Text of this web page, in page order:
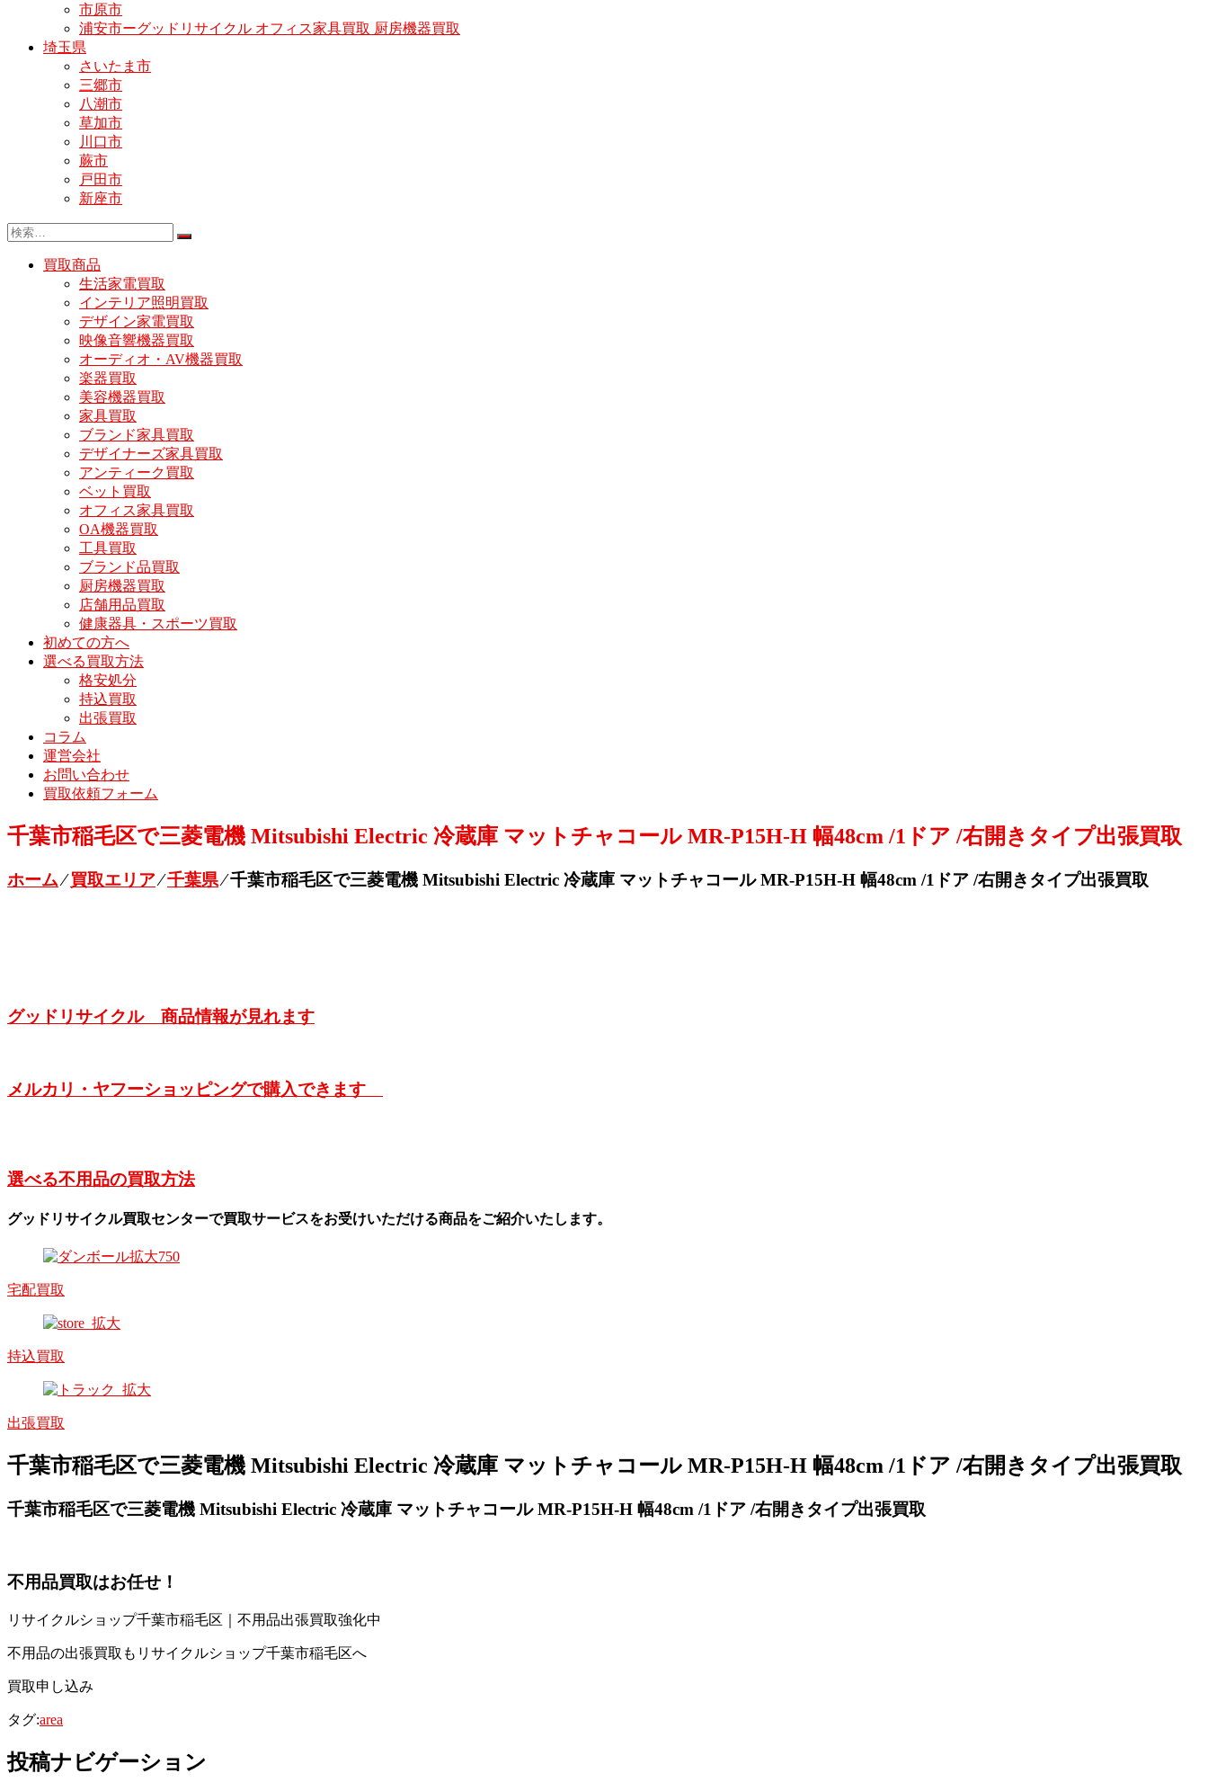
市原市
浦安市ーグッドリサイクル オフィス家具買取 厨房機器買取
埼玉県
さいたま市
三郷市
八潮市
草加市
川口市
蕨市
戸田市
新座市
買取商品
生活家電買取
インテリア照明買取
デザイン家電買取
映像音響機器買取
オーディオ・AV機器買取
楽器買取
美容機器買取
家具買取
ブランド家具買取
デザイナーズ家具買取
アンティーク買取
ベット買取
オフィス家具買取
OA機器買取
工具買取
ブランド品買取
厨房機器買取
店舗用品買取
健康器具・スポーツ買取
初めての方へ
選べる買取方法
格安処分
持込買取
出張買取
コラム
運営会社
お問い合わせ
買取依頼フォーム
千葉市稲毛区で三菱電機 Mitsubishi Electric 冷蔵庫 マットチャコール MR-P15H-H 幅48cm /1ドア /右開きタイプ出張買取
ホーム⁄買取エリア⁄千葉県⁄千葉市稲毛区で三菱電機 Mitsubishi Electric 冷蔵庫 マットチャコール MR-P15H-H 幅48cm /1ドア /右開きタイプ出張買取
グッドリサイクル 商品情報が見れます
メルカリ・ヤフーショッピングで購入できます
選べる不用品の買取方法
グッドリサイクル買取センターで買取サービスをお受けいただける商品をご紹介いたします。
宅配買取
持込買取
出張買取
千葉市稲毛区で三菱電機 Mitsubishi Electric 冷蔵庫 マットチャコール MR-P15H-H 幅48cm /1ドア /右開きタイプ出張買取
千葉市稲毛区で三菱電機 Mitsubishi Electric 冷蔵庫 マットチャコール MR-P15H-H 幅48cm /1ドア /右開きタイプ出張買取
不用品買取はお任せ！
リサイクルショップ千葉市稲毛区｜不用品出張買取強化中
不用品の出張買取もリサイクルショップ千葉市稲毛区へ
買取申し込み
タグ:area
投稿ナビゲーション